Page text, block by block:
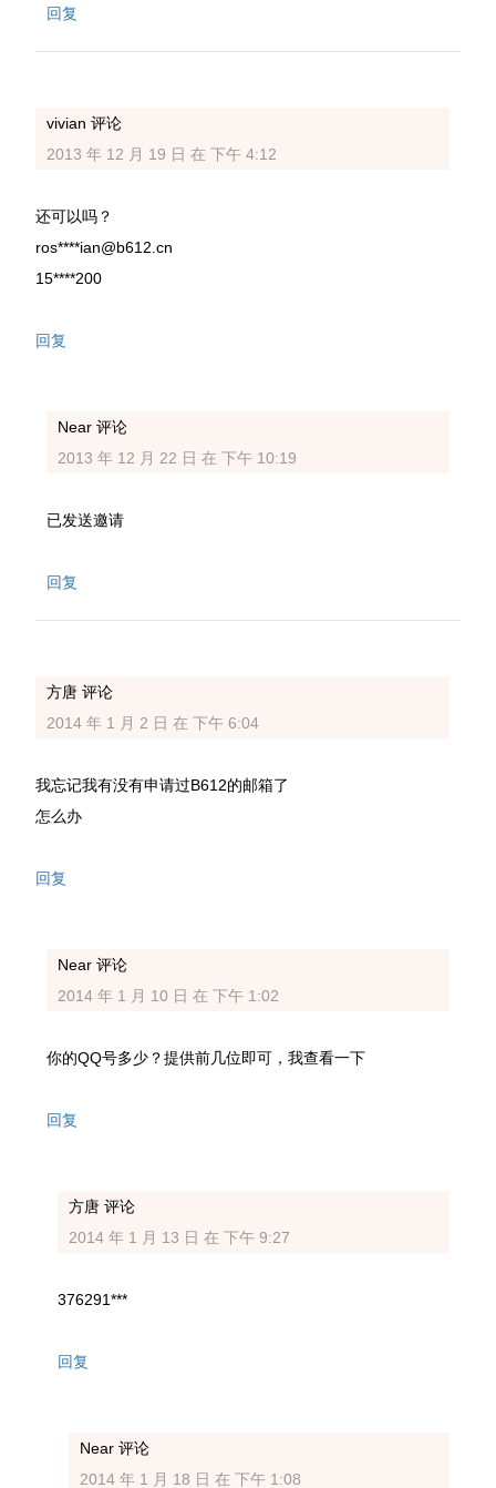
回复
vivian 评论
2013 年 12 月 19 日 在 下午 4:12
还可以吗？
ros****ian@b612.cn
15****200
回复
Near 评论
2013 年 12 月 22 日 在 下午 10:19
已发送邀请
回复
方唐 评论
2014 年 1 月 2 日 在 下午 6:04
我忘记我有没有申请过B612的邮箱了
怎么办
回复
Near 评论
2014 年 1 月 10 日 在 下午 1:02
你的QQ号多少？提供前几位即可，我查看一下
回复
方唐 评论
2014 年 1 月 13 日 在 下午 9:27
376291***
回复
Near 评论
2014 年 1 月 18 日 在 下午 1:08